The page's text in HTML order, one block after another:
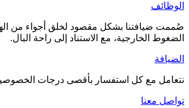
الوظائف
صُممت ضيافتنا بشكل مقصود لخلق أجواء من
الضغوط الخارجية، مع الاستناد إلى راحة البال.
الضيافة
نتعامل مع كل استفسار بأقصى درجات
تواصل معنا